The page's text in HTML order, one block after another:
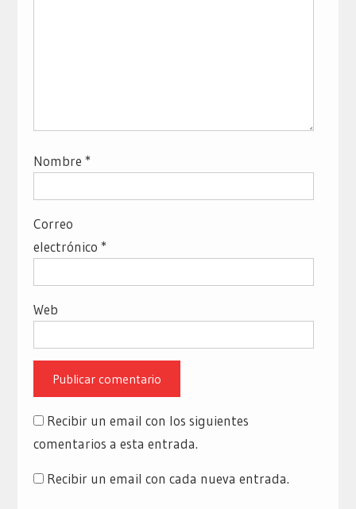
Nombre *
Correo
electrónico *
Web
Recibir un email con los siguientes
comentarios a esta entrada.
Recibir un email con cada nueva entrada.